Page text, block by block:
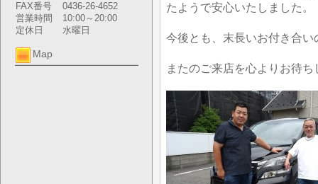
FAX番号
0436-26-4652
営業時間
10:00～20:00
定休日
水曜日
Map
たようで安心いたしました。
今後とも、末長いお付き合
またのご来店を心よりお待